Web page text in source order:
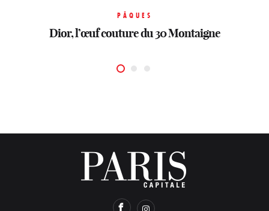
PÂQUES
Dior, l’œuf couture du 30 Montaigne
PÂQUES
Le Burgundy Paris réinvente le rituel
HORLOGERIE
LVMH Watch Week: Le temps réinventé